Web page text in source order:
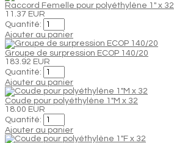
Raccord Femelle pour polyéthylène 1" x 32
11.37 EUR
Quantité:
Ajouter au panier
Groupe de surpression ECOP 140/20
183.92 EUR
Quantité:
Ajouter au panier
Coude pour polyéthylène 1"M x 32
18.00 EUR
Quantité:
Ajouter au panier